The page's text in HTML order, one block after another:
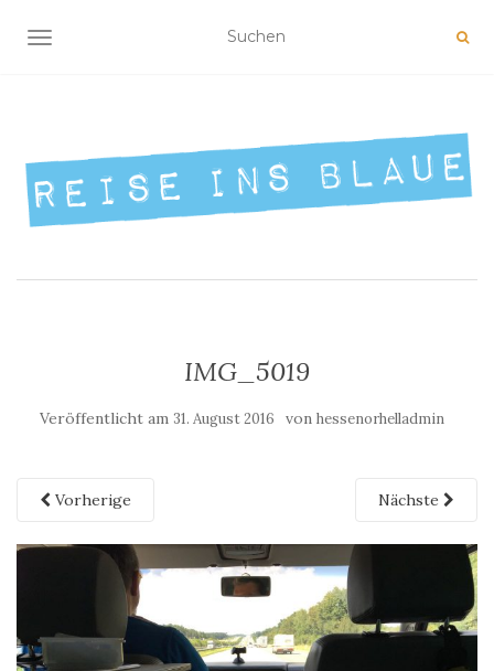
NAVIGATION UMSCHALTEN
IMG_5019
Veröffentlicht am 31. August 2016 von hessenorhelladmin
Vorherige Nächste